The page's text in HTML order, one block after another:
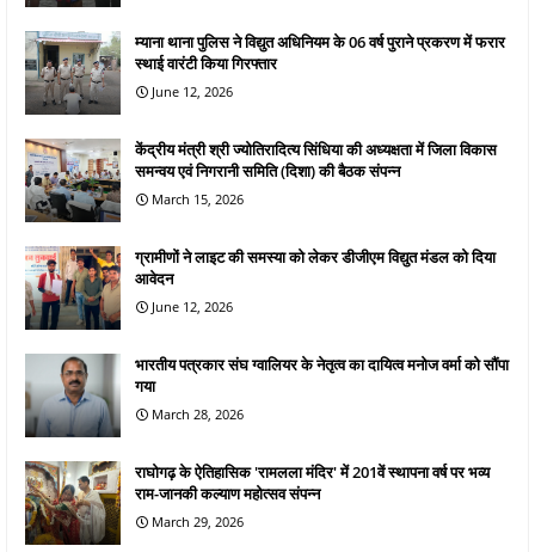
म्याना थाना पुलिस ने विद्युत अधिनियम के 06 वर्ष पुराने प्रकरण में फरार
स्थाई वारंटी किया गिरफ्तार
June 12, 2026
केंद्रीय मंत्री श्री ज्योतिरादित्य सिंधिया की अध्यक्षता में जिला विकास
समन्वय एवं निगरानी समिति (दिशा) की बैठक संपन्न
March 15, 2026
ग्रामीणों ने लाइट की समस्या को लेकर डीजीएम विद्युत मंडल को दिया
आवेदन
June 12, 2026
भारतीय पत्रकार संघ ग्वालियर के नेतृत्व का दायित्व मनोज वर्मा को सौंपा
गया
March 28, 2026
राघोगढ़ के ऐतिहासिक 'रामलला मंदिर' में 201वें स्थापना वर्ष पर भव्य
राम-जानकी कल्याण महोत्सव संपन्न
March 29, 2026